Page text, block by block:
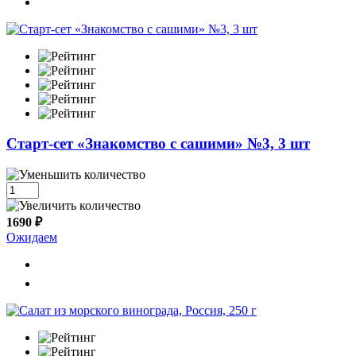
Старт-сет «Знакомство с сашими» №3, 3 шт
1690 ₽
Ожидаем